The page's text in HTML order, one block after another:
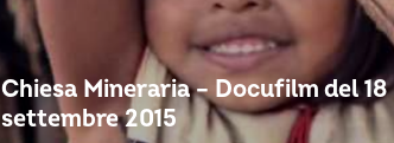
Chiesa Mineraria – Docufilm del 18
settembre 2015